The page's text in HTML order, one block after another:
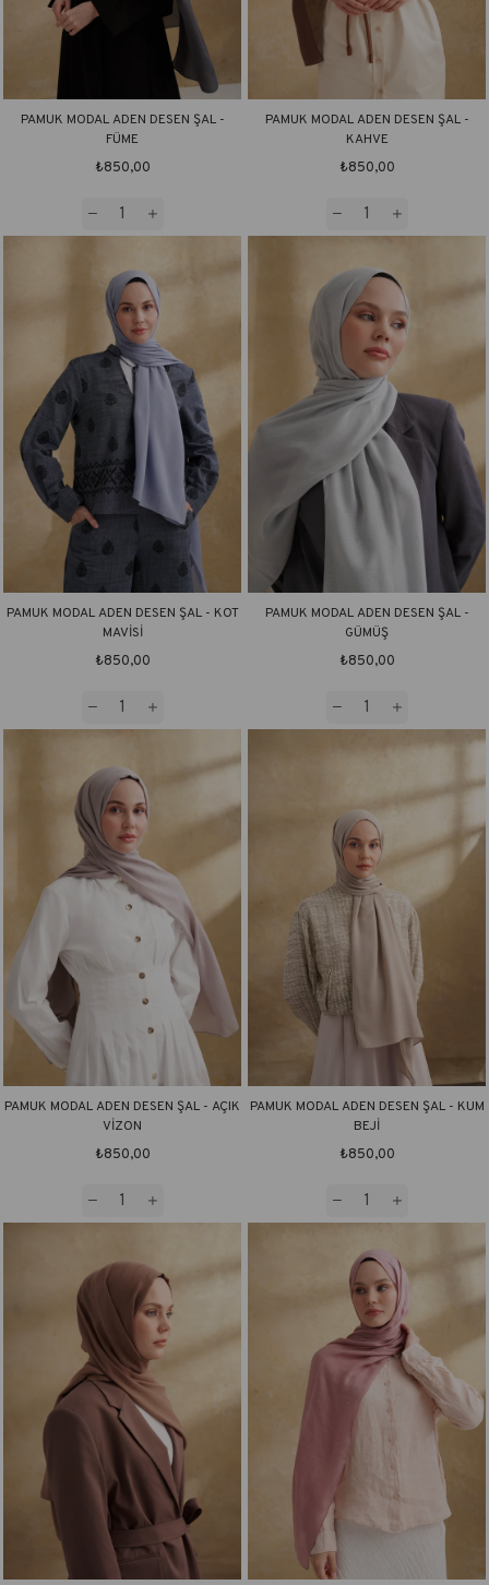
PAMUK MODAL ADEN DESEN ŞAL -
FÜME
₺850,00
PAMUK MODAL ADEN DESEN ŞAL -
KAHVE
₺850,00
PAMUK MODAL ADEN DESEN ŞAL - KOT
MAVİSİ
₺850,00
PAMUK MODAL ADEN DESEN ŞAL -
GÜMÜŞ
₺850,00
PAMUK MODAL ADEN DESEN ŞAL - AÇIK
VİZON
₺850,00
PAMUK MODAL ADEN DESEN ŞAL - KUM
BEJİ
₺850,00